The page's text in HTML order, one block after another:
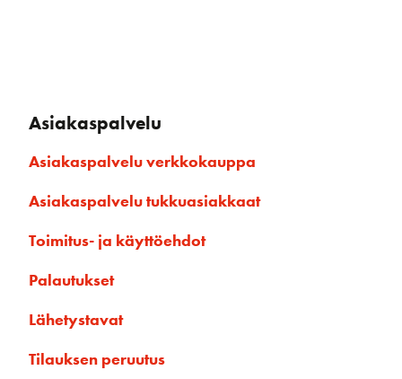
Asiakaspalvelu
Asiakaspalvelu verkkokauppa
Asiakaspalvelu tukkuasiakkaat
Toimitus- ja käyttöehdot
Palautukset
Lähetystavat
Tilauksen peruutus